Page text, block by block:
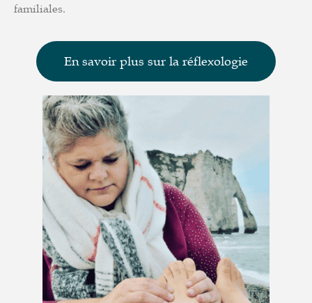
familiales.
En savoir plus sur la réflexologie